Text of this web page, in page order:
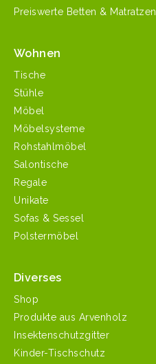
Preiswerte Betten & Matratzen
Wohnen
Tische
Stühle
Möbel
Möbelsysteme
Rohstahlmöbel
Salontische
Regale
Unikate
Sofas & Sessel
Polstermöbel
Diverses
Shop
Produkte aus Arvenholz
Insektenschutzgitter
Kinder-Tischschutz